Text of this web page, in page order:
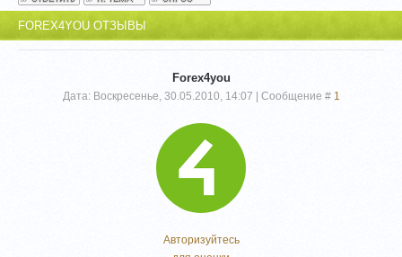
FOREX4YOU ОТЗЫВЫ
Forex4you
Дата: Воскресенье, 30.05.2010, 14:07 | Сообщение # 1
Авторизуйтесь